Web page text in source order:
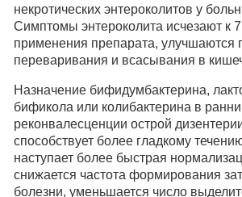
некротических энтероколитов у
Симптомы энтероколита исчезают к
применения препарата, улучшаются
переваривания и всасывания в
Назначение бифидумбактерина,
бификола или колибактерина в
реконвалесценции острой
способствует более гладкому
наступает более быстрая
снижается частота формирования
болезни, уменьшается число